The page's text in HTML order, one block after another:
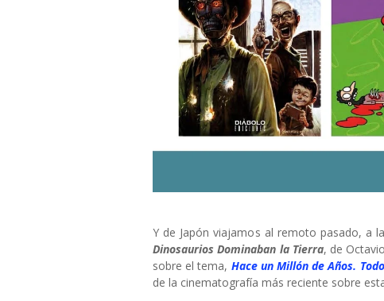
Y de Japón viajamos al remoto pasado, a
Dinosaurios Dominaban la Tierra, de
sobre el tema, Hace un Millón de Años.
de la cinematografía más reciente sobre